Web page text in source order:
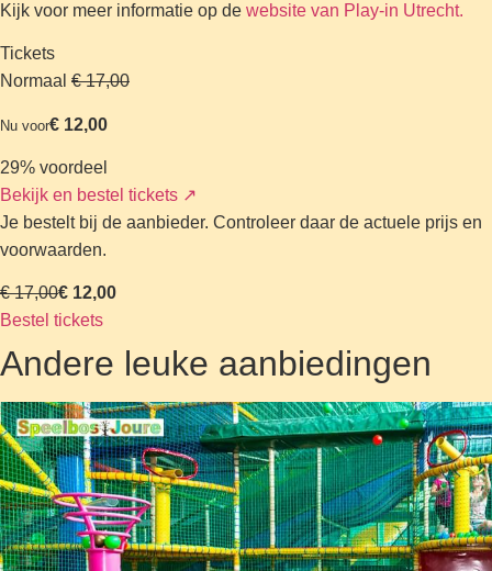
Kijk voor meer informatie op de website van Play-in Utrecht.
Tickets
Normaal € 17,00
Nu voor€ 12,00
29% voordeel
Bekijk en bestel tickets ↗
Je bestelt bij de aanbieder. Controleer daar de actuele prijs en
voorwaarden.
€ 17,00€ 12,00
Bestel tickets
Andere leuke aanbiedingen